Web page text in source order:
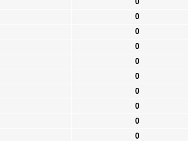
0
0
0
0
0
0
0
0
0